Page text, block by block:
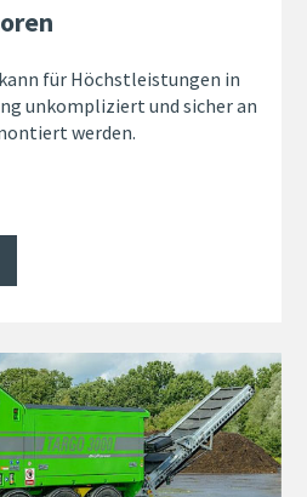
für Höchstleistungen in
unkompliziert und sicher an
werden.